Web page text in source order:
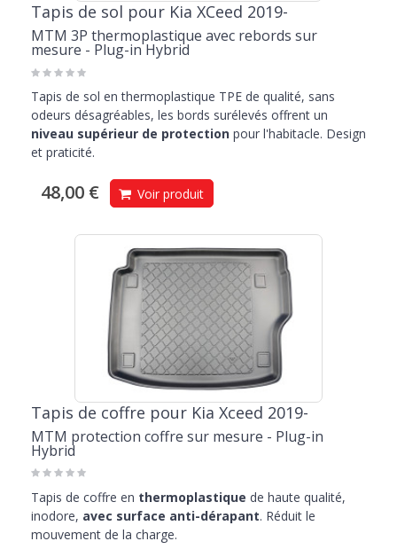
Tapis de sol pour Kia XCeed 2019-
MTM 3P thermoplastique avec rebords sur
mesure - Plug-in Hybrid
Tapis de sol en thermoplastique TPE de qualité, sans
odeurs désagréables, les bords surélevés offrent un
niveau supérieur de protection pour l'habitacle. Design
et praticité.
48,00 € Voir produit
Tapis de coffre pour Kia Xceed 2019-
MTM protection coffre sur mesure - Plug-in
Hybrid
Tapis de coffre en thermoplastique de haute qualité,
inodore, avec surface anti-dérapant. Réduit le
mouvement de la charge.